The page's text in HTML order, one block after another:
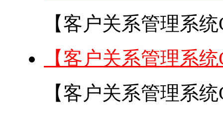
【客户关系管理系
【客户关系管理系
【客户关系管理系